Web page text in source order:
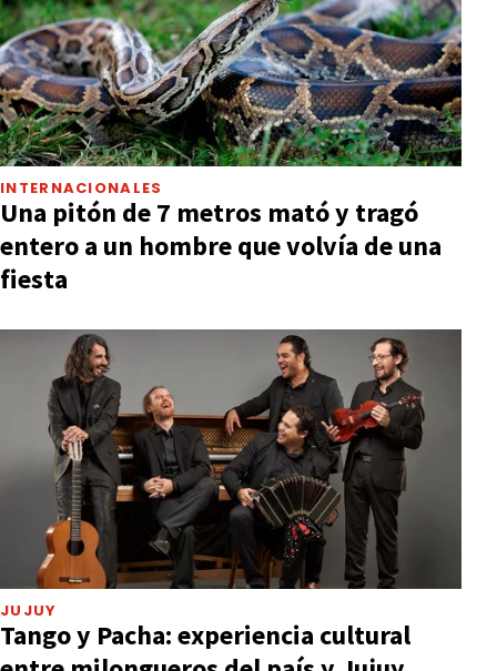
INTERNACIONALES
Una pitón de 7 metros mató y tragó
entero a un hombre que volvía de una
fiesta
JUJUY
Tango y Pacha: experiencia cultural